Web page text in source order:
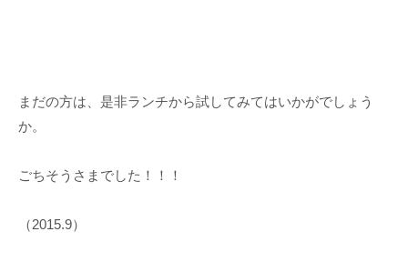
まだの方は、是非ランチから試してみてはいかがでしょう
か。
ごちそうさまでした！！！
（2015.9）